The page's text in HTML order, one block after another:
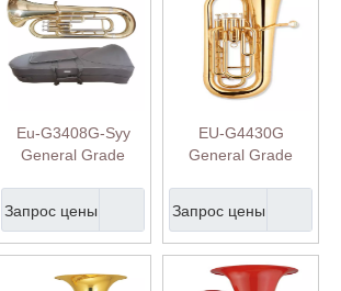
Eu-G3408G-Syy
General Grade
с премиальным
корпусом
Запрос цены
EU-G4430G
General Grade
Запрос цены